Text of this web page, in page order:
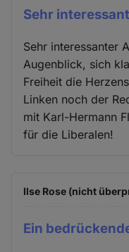
Sehr
Sehr interessanter
Augenblick, sich
Freiheit die
Linken noch der
mit Karl-Hermann
für die Liberalen!
Ilse Rose (nicht
Ein